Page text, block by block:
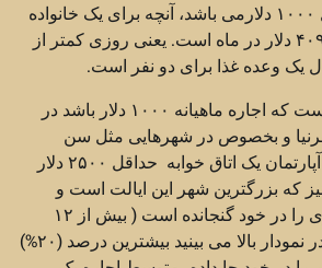
سطح ایالت که حداقل ۱۰۰۰ دلارمی باشد، آنچه برای یک خانواده
۲ نفره باقی می ماند ۴۰۹ دلار در ماه است. یعنی روزی کمتر از
در اینجا فرض بر این است که اجاره ماهیانه ۱۰۰۰ دلار باشد در
و بخصوص در شهرهایی مثل سن
فرانسیسکو اجاره یک آپارتمان یک اتاق خوابه حداقل ۲۵۰۰ دلار
که بزرگترین شهر این ایالت است و
بیشترین جمعیت شهری را در خود گنجانده است ( بیش از ۱۲
میلیون نفر) و چنانکه در نمودار بالا می بینید بیشترین درصد (۲۰%)